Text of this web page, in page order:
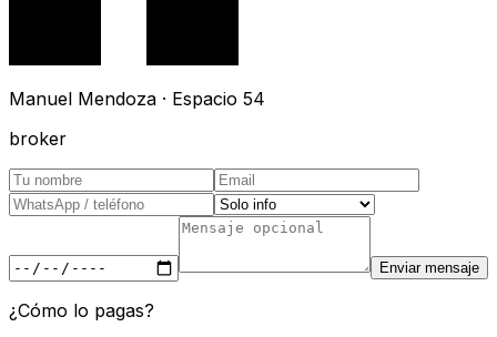
Manuel Mendoza · Espacio 54
broker
Enviar mensaje
¿Cómo lo pagas?